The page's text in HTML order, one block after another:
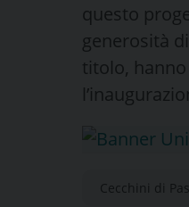
questo
generosità
titolo,
Cecchini di